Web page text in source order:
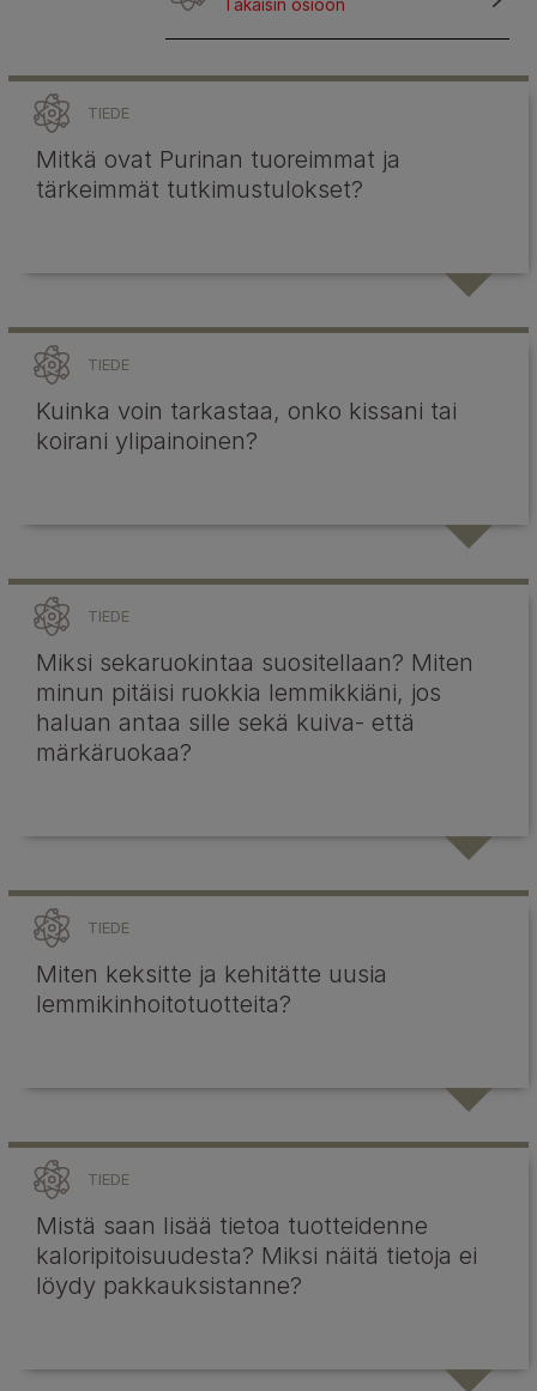
TIEDE
Mitkä ovat Purinan tuoreimmat ja
tärkeimmät tutkimustulokset?
TIEDE
Kuinka voin tarkastaa, onko kissani tai
koirani ylipainoinen?
TIEDE
Miksi sekaruokintaa suositellaan? Miten
minun pitäisi ruokkia lemmikkiäni, jos
haluan antaa sille sekä kuiva- että
märkäruokaa?
TIEDE
Miten keksitte ja kehitätte uusia
lemmikinhoitotuotteita?
TIEDE
Mistä saan lisää tietoa tuotteidenne
kaloripitoisuudesta? Miksi näitä tietoja ei
löydy pakkauksistanne?